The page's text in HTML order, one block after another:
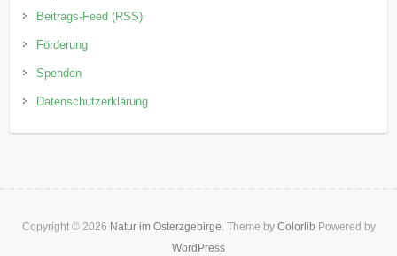
Beitrags-Feed (RSS)
Förderung
Spenden
Datenschutzerklärung
Copyright © 2026 Natur im Osterzgebirge. Theme by Colorlib Powered by
WordPress